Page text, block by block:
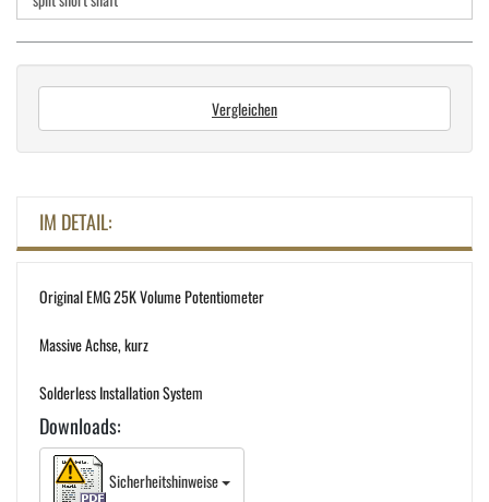
Vergleichen
IM DETAIL:
Original EMG 25K Volume Potentiometer
Massive Achse, kurz
Solderless Installation System
Downloads:
Sicherheitshinweise